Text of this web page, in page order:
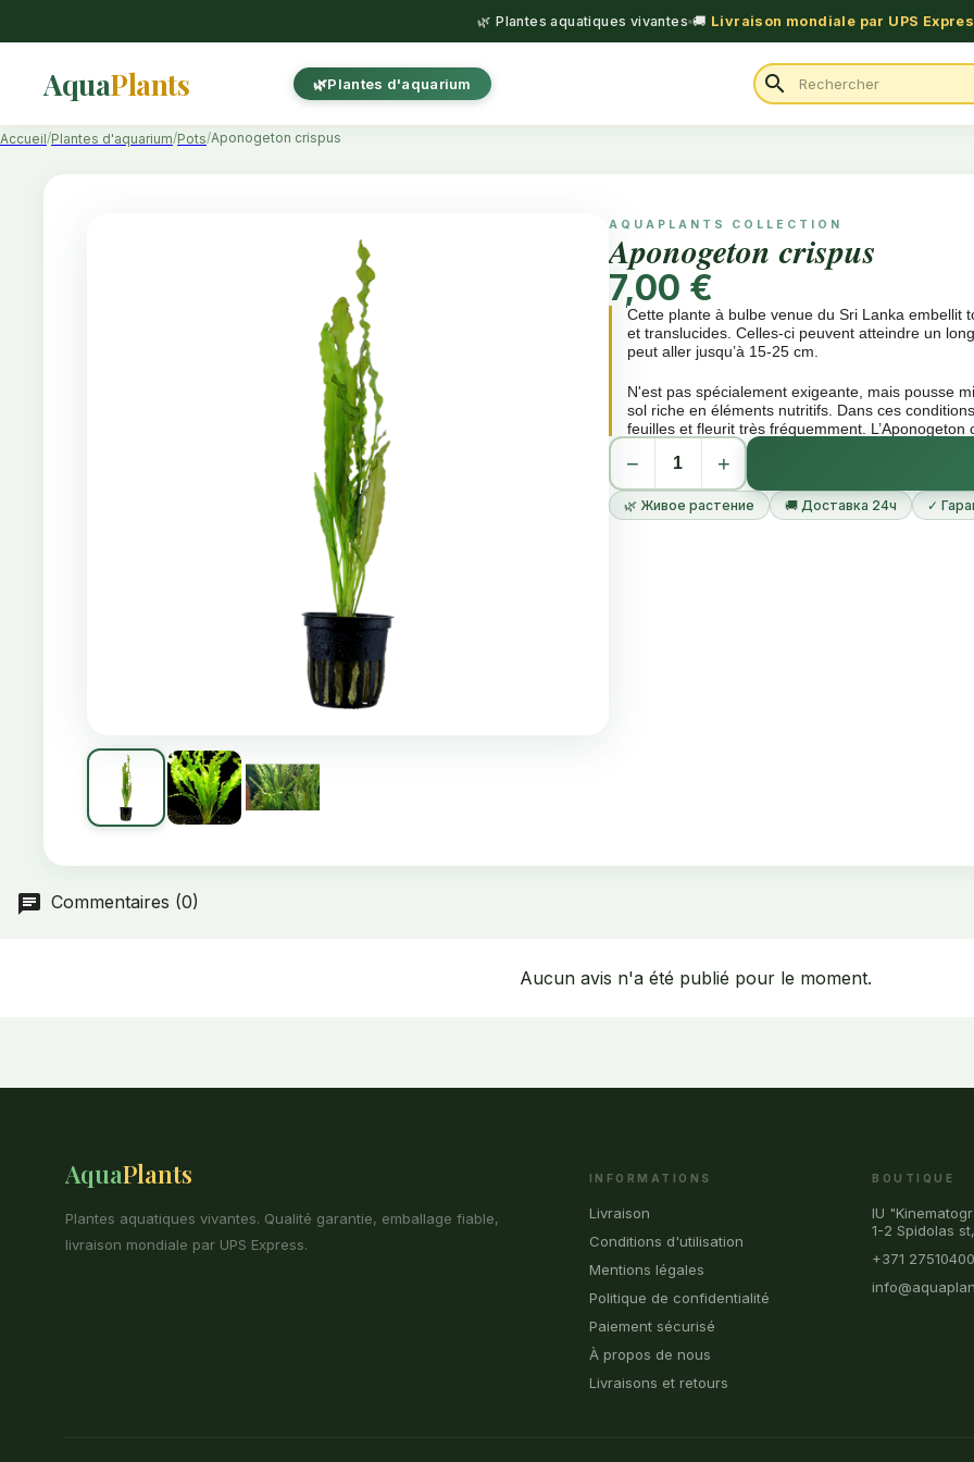
🌿 Plantes aquatiques vivantes 🚚 Livraison mondiale par UPS
AquaPlants Plantes d'aquarium search
Accueil Plantes d'aquarium Pots Aponogeton crispus
AQUAPLANTS COLLECTION
Aponogeton crispus
7,00 €
Cette plante à bulbe venue du Sri Lanka embellit
et translucides. Celles-ci peuvent atteindre un
peut aller jusqu’à 15-25 cm.
N'est pas spécialement exigeante, mais pousse
sol riche en éléments nutritifs. Dans ces
feuilles et fleurit très fréquemment.
marais périodiquement asséchés mais n'a pas
− +
🌿 Живое растение 🚚 Доставка 24ч ✓
Commentaires (0)
Aucun avis n'a été publié pour le moment.
AquaPlants
Plantes aquatiques vivantes. Qualité garantie, emballage fiable,
livraison mondiale par UPS Express.
INFORMATIONS
Livraison
Conditions d'utilisation
Mentions légales
Politique de confidentialité
Paiement sécurisé
À propos de nous
Livraisons et retours
BOUTIQUE
IU
1-2 Spidolas
+371